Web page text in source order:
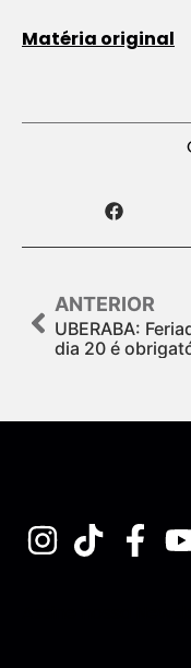
Matéria original
ANTERIOR
UBERABA:
dia 20 é